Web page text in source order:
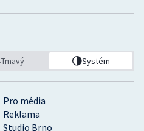
Pro média
Reklama
Studio Brno
Tmavý Systém